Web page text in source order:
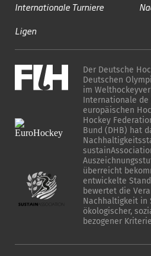
Internationale Turniere
Ligen
Der Deutsche
Deutschen
im
Internationale de
europäischen
Hockey
Bund (DHB) hat
überreicht
entwickelte
bewertet die
Nachhaltigkeit in
ökologischer,
bezogener